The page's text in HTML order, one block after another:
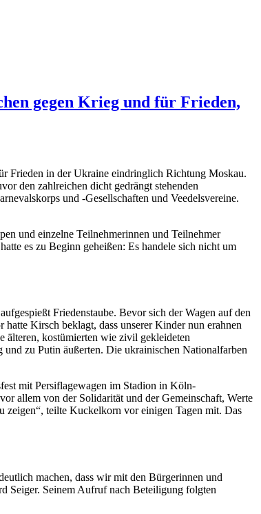
gegen Krieg und für Frieden,
Frieden in der Ukraine eindringlich Richtung Moskau.
den zahlreichen dicht gedrängt stehenden
und -Gesellschaften und Veedelsvereine.
und einzelne Teilnehmerinnen und Teilnehmer
es zu Beginn geheißen: Es handele sich nicht um
Friedenstaube. Bevor sich der Wagen auf den
Kirsch beklagt, dass unserer Kinder nun erahnen
älteren, kostümierten wie zivil gekleideten
zu Putin äußerten. Die ukrainischen Nationalfarben
mit Persiflagewagen im Stadion in Köln-
allem von der Solidarität und der Gemeinschaft, Werte
zeigen“, teilte Kuckelkorn vor einigen Tagen mit. Das
machen, dass wir mit den Bürgerinnen und
Seiger. Seinem Aufruf nach Beteiligung folgten